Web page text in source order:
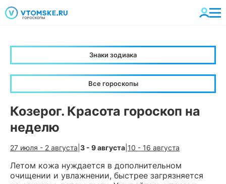
Знаки зодиака
Козерог. Красота гороскоп на
неделю
27 июля - 2 августа 3 - 9 августа 10 - 16 августа
Летом кожа нуждается в дополнительном
очищении и увлажнении, быстрее загрязняется
Все гороскопы